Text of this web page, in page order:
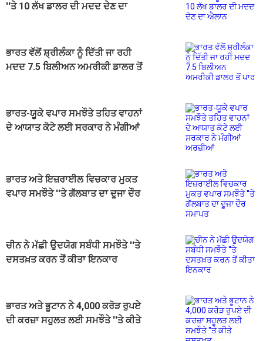
''ਤੇ 10 ਲੱਖ ਡਾਲਰ ਦੀ ਮਦਦ ਦੇਣ ਦਾ
ਭਾਰਤ ਵੱਲੋਂ ਸ਼੍ਰੀਲੰਕਾ ਨੂੰ ਦਿੱਤੀ ਜਾ ਰਹੀ
ਮਦਦ 7.5 ਬਿਲੀਅਨ ਅਮਰੀਕੀ ਡਾਲਰ ਤੋਂ
ਭਾਰਤ-ਯੂਕੇ ਵਪਾਰ ਸਮਝੌਤੇ ਤਹਿਤ ਵਾਹਨਾਂ
ਦੇ ਆਯਾਤ ਕੋਟੇ ਲਈ ਸਰਕਾਰ ਨੇ ਮੰਗੀਆਂ
ਭਾਰਤ ਅਤੇ ਇਜ਼ਰਾਈਲ ਵਿਚਕਾਰ ਮੁਕਤ
ਵਪਾਰ ਸਮਝੌਤੇ ''ਤੇ ਗੱਲਬਾਤ ਦਾ ਦੂਜਾ ਦੌਰ
ਚੀਨ ਨੇ ਮੱਛੀ ਉਦਯੋਗ ਸਬੰਧੀ ਸਮਝੌਤੇ ''ਤੇ
ਦਸਤਖ਼ਤ ਕਰਨ ਤੋਂ ਕੀਤਾ ਇਨਕਾਰ
ਭਾਰਤ ਅਤੇ ਭੂਟਾਨ ਨੇ 4,000 ਕਰੋੜ ਰੁਪਏ
ਦੀ ਕਰਜ਼ਾ ਸਹੂਲਤ ਲਈ ਸਮਝੌਤੇ ''ਤੇ ਕੀਤੇ